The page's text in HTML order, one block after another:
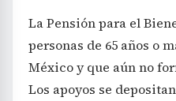
La Pensión para el
personas de 65 años o
México y que aún no
Los apoyos se